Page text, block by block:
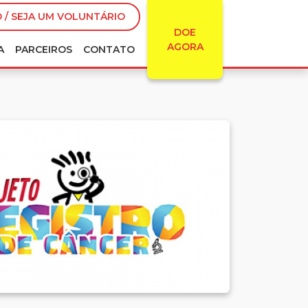
/ SEJA UM VOLUNTÁRIO
DOE
AGORA
PARCEIROS CONTATO